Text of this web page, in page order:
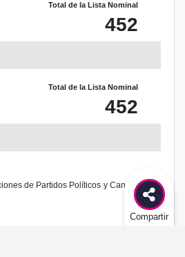
Compartir
Total de la Lista Nominal
452
Total de la Lista Nominal
452
de Partidos Políticos y Candidaturas